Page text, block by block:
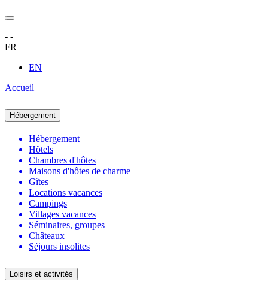
- -
FR
EN
Accueil
Hébergement
Hébergement
Hôtels
Chambres d'hôtes
Maisons d'hôtes de charme
Gîtes
Locations vacances
Campings
Villages vacances
Séminaires, groupes
Châteaux
Séjours insolites
Loisirs et activités